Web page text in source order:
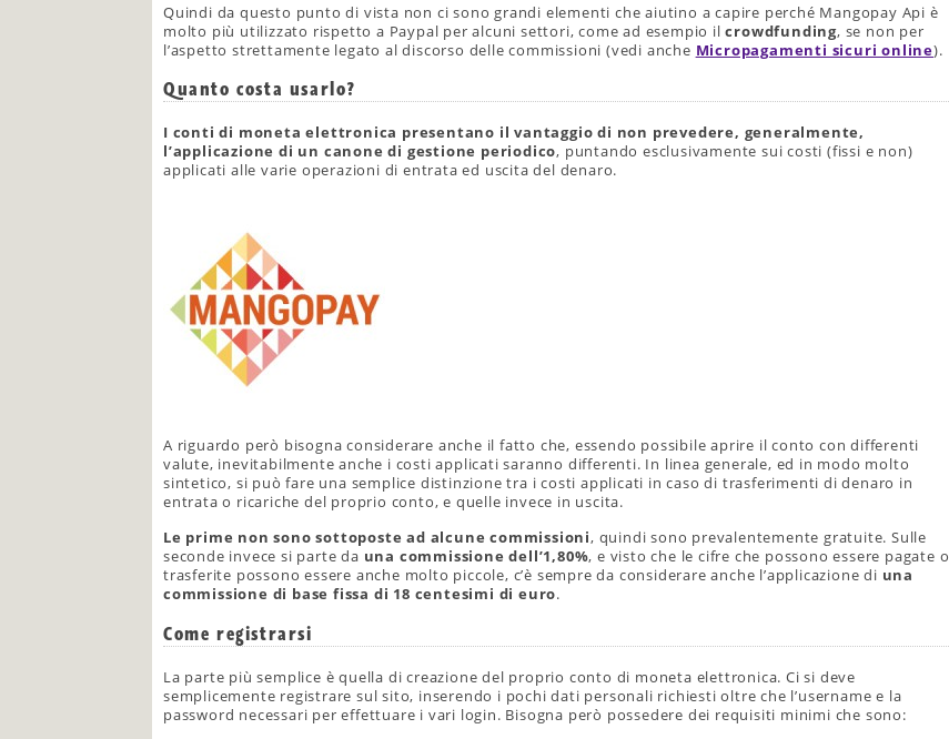
Quindi da questo punto di vista non ci sono grandi elementi che aiutino a capire perché Mangopay Api è
molto più utilizzato rispetto a Paypal per alcuni settori, come ad esempio ilcrowdfunding, se non per
l’aspetto strettamente legato al discorso delle commissioni (vedi anche Micropagamenti sicuri online).
Quanto costa usarlo?
I conti di moneta elettronica presentano il vantaggio di non prevedere, generalmente,
l’applicazione di un canone di gestione periodico, puntando esclusivamente sui costi (fissi e non)
applicati alle varie operazioni di entrata ed uscita del denaro.
A riguardo però bisogna considerare anche il fatto che, essendo possibile aprire il conto con differenti
valute, inevitabilmente anche i costi applicati saranno differenti. In linea generale, ed in modo molto
sintetico, si può fare una semplice distinzione tra i costi applicati in caso di trasferimenti di denaro in
entrata o ricariche del proprio conto, e quelle invece in uscita.
Le prime non sono sottoposte ad alcune commissioni, quindi sono prevalentemente gratuite. Sulle
seconde invece si parte da una commissione dell’1,80%, e visto che le cifre che possono essere pagate o
trasferite possono essere anche molto piccole, c’è sempre da considerare anche l’applicazione di una
commissione di base fissa di 18 centesimi di euro.
Come registrarsi
La parte più semplice è quella di creazione del proprio conto di moneta elettronica. Ci si deve
semplicemente registrare sul sito, inserendo i pochi dati personali richiesti oltre che l’username e la
password necessari per effettuare i vari login. Bisogna però possedere dei requisiti minimi che sono: